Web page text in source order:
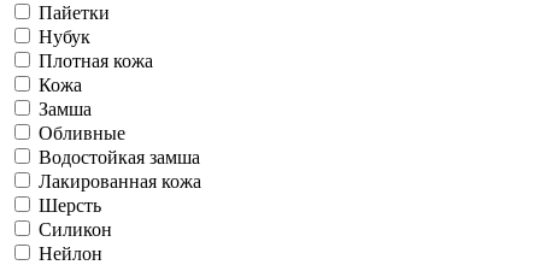
Пайетки
Нубук
Плотная кожа
Кожа
Замша
Обливные
Водостойкая замша
Лакированная кожа
Шерсть
Силикон
Нейлон